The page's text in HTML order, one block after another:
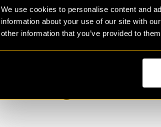
We use cookies to personalise content and
information about your use of our site with
other information that you’ve provided to
Kies een
je